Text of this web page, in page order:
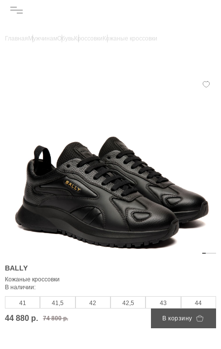
Главная МужчинамОбувьКроссовки Кожаные кроссовки
BALLY
Кожаные кроссовки
В наличии:
41 41,5 42 42,5 43 44
44 880 р. 74 800 р. В корзину